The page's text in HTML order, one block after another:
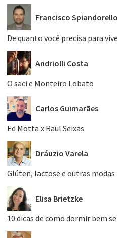
Francisco Spiandorello
De quanto você precisa para
Andriolli Costa
O saci e Monteiro Lobato
Carlos Guimarães
Ed Motta x Raul Seixas
Dráuzio Varela
Glúten, lactose e outras modas
Elisa Brietzke
10 dicas de como dormir bem